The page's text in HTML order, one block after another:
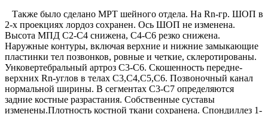
Также было сделано МРТ шейного отдела. На Rn-гр. ШОП в
2-х проекциях лордоз сохранен. Ось ШОП не изменена.
Высота МПД С2-С4 снижена, С4-С6 резко снижена.
Наружные контуры, включая верхние и нижние замыкающие
пластинки тел позвонков, ровные и четкие, склеротированы.
Унковертебральный артроз С3-С6. Скошенность передне-
верхних Rn-углов в телах С3,С4,С5,С6. Позвоночный канал
нормальной ширины. В сегментах С3-С7 определяются
задние костные разрастания. Собственные суставы
изменены.Плотность костной ткани сохранена. Спондиллез 1-